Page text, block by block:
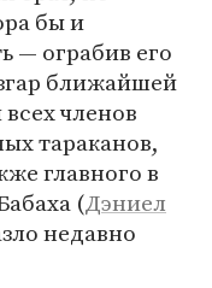
бы и
— ограбив его
ближайшей
членов
тараканов,
главного в
(Дэниел
недавно